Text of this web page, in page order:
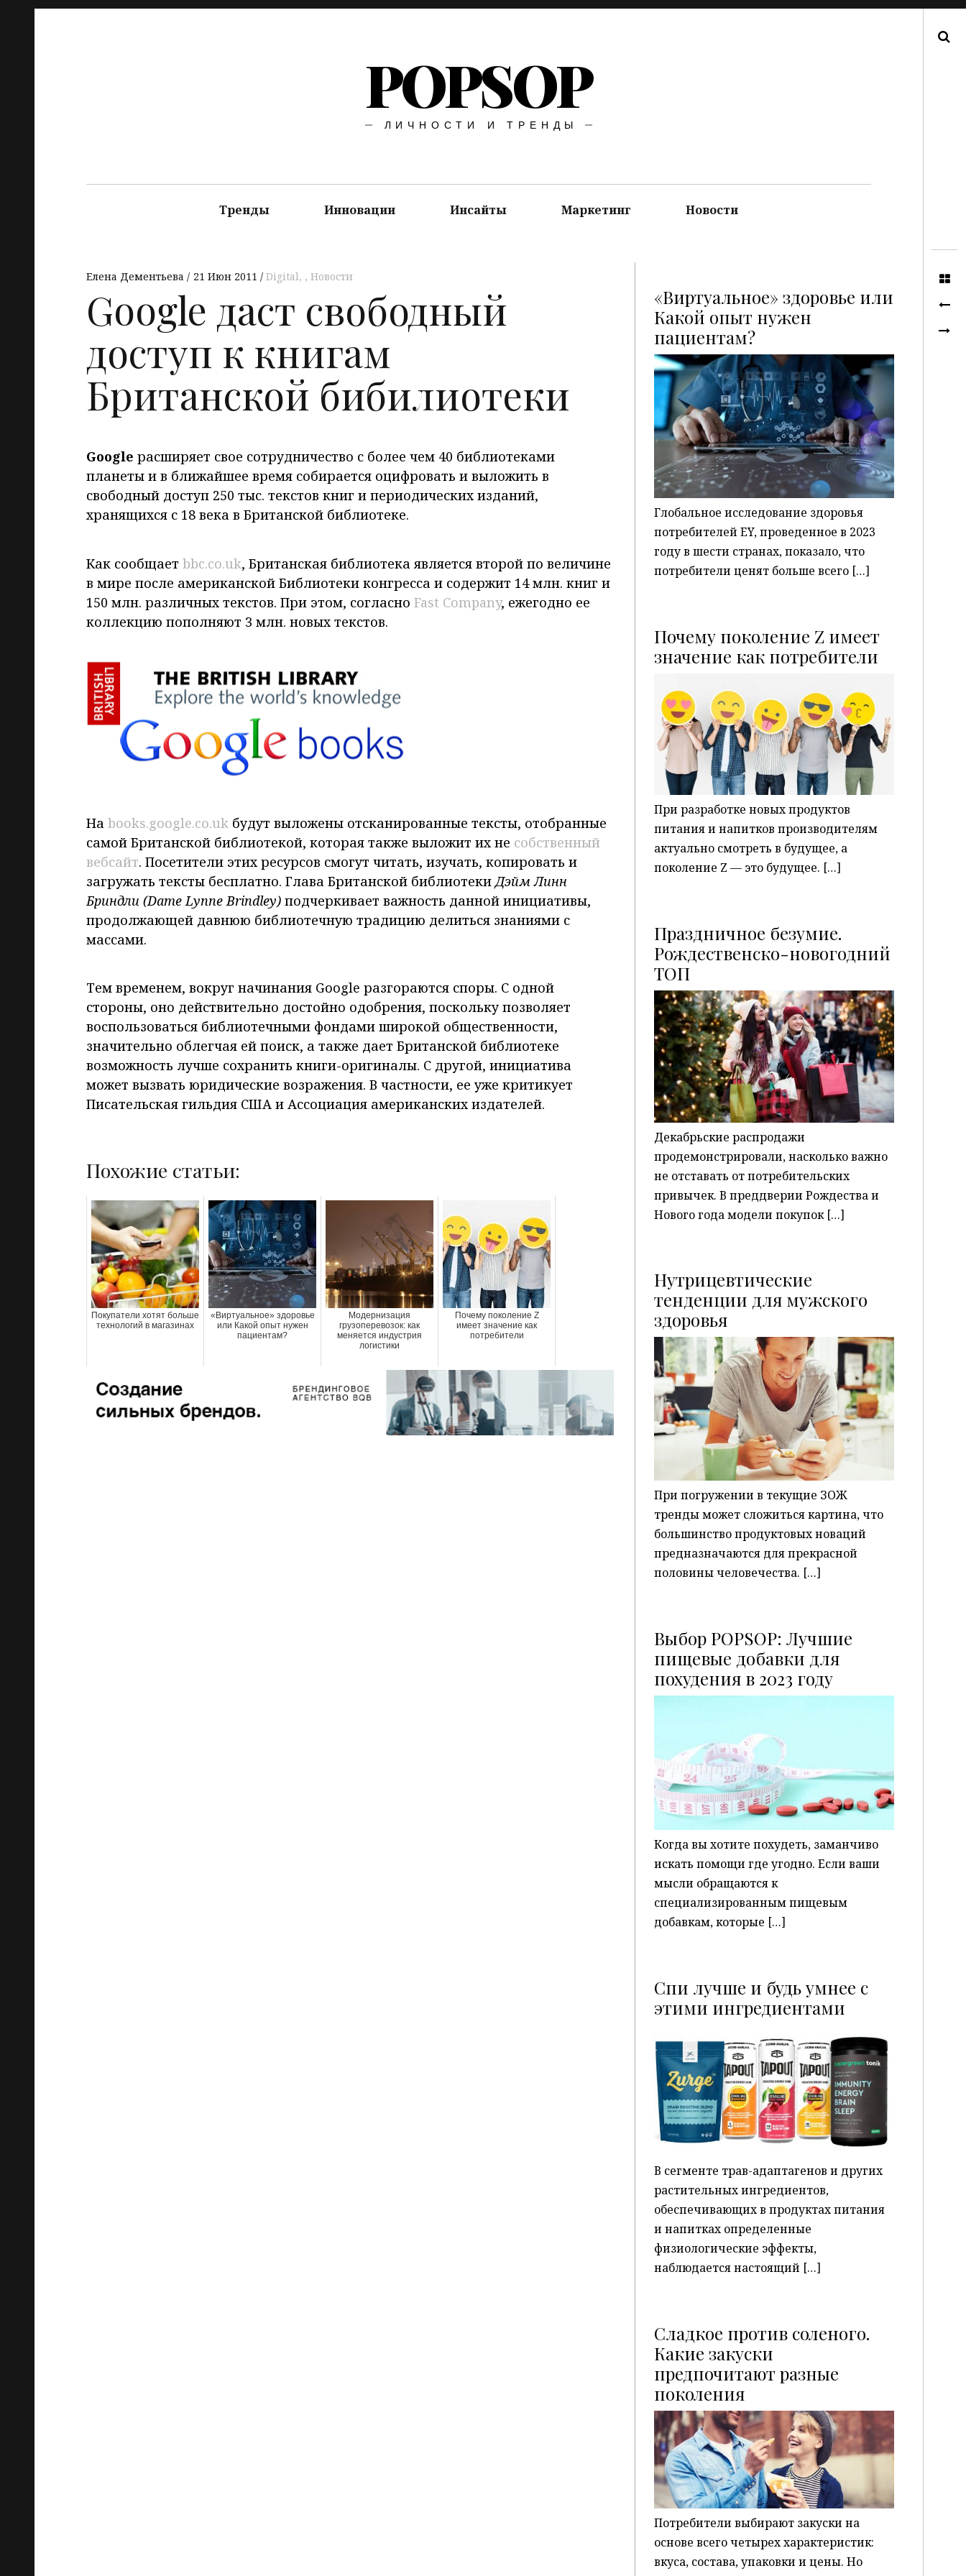
POPSOP
ЛИЧНОСТИ И ТРЕНДЫ
Тренды Инновации Инсайты Маркетинг Новости
Елена Дементьева 21 Июн 2011 Digital, Новости
Google даст свободный
доступ к книгам
Британской бибилиотеки
Google расширяет свое сотрудничество с более чем 40 библиотеками
планеты и в ближайшее время собирается оцифровать и выложить в
свободный доступ 250 тыс. текстов книг и периодических изданий,
хранящихся с 18 века в Британской библиотеке.
Как сообщает bbc.co.uk, Британская библиотека является второй по величине
в мире после американской Библиотеки конгресса и содержит 14 млн. книг и
150 млн. различных текстов. При этом, согласно Fast Company, ежегодно ее
коллекцию пополняют 3 млн. новых текстов.
На books.google.co.uk будут выложены отсканированные тексты, отобранные
самой Британской библиотекой, которая также выложит их не собственный
вебсайт. Посетители этих ресурсов смогут читать, изучать, копировать и
загружать тексты бесплатно. Глава Британской библиотекиДэйм Линн
Бриндли (Dame Lynne Brindley) подчеркивает важность данной инициативы,
продолжающей давнюю библиотечную традицию делиться знаниями с
массами.
Тем временем, вокруг начинания Google разгораются споры. С одной
стороны, оно действительно достойно одобрения, поскольку позволяет
воспользоваться библиотечными фондами широкой общественности,
значительно облегчая ей поиск, а также дает Британской библиотеке
возможность лучше сохранить книги-оригиналы. С другой, инициатива
может вызвать юридические возражения. В частности, ее уже критикует
Писательская гильдия США и Ассоциация американских издателей.
Похожие статьи:
Покупатели хотят больше
технологий в магазинах
«Виртуальное» здоровье
или Какой опыт нужен
пациентам?
Модернизация
грузоперевозок: как
меняется индустрия
логистики
Почему поколение Z
имеет значение как
потребители
«Виртуальное» здоровье или
Какой опыт нужен
пациентам?P
Глобальное исследование здоровья
потребителей EY, проведенное в 2023
году в шести странах, показало, что
потребители ценят больше всего […]
Почему поколение Z имеет
значение как потребители
P
При разработке новых продуктов
питания и напитков производителям
актуально смотреть в будущее, а
поколение Z — это будущее. […]
Праздничное безумие.
Рождественско-новогодний
ТОП
P
Декабрьские распродажи
продемонстрировали, насколько важно
не отставать от потребительских
привычек. В преддверии Рождества и
Нового года модели покупок […]
Нутрицевтические
тенденции для мужского
здоровья P
При погружении в текущие ЗОЖ
тренды может сложиться картина, что
большинство продуктовых новаций
предназначаются для прекрасной
половины человечества. […]
Выбор POPSOP: Лучшие
пищевые добавки для
похудения в 2023 году
P
Когда вы хотите похудеть, заманчиво
искать помощи где угодно. Если ваши
мысли обращаются к
специализированным пищевым
добавкам, которые […]
Спи лучше и будь умнее с
этими ингредиентами
P
В сегменте трав-адаптагенов и других
растительных ингредиентов,
обеспечивающих в продуктах питания
и напитках определенные
физиологические эффекты,
наблюдается настоящий […]
Сладкое против соленого.
Какие закуски
предпочитают разные
поколенияP
Потребители выбирают закуски на
основе всего четырех характеристик:
вкуса, состава, упаковки и цены. Но